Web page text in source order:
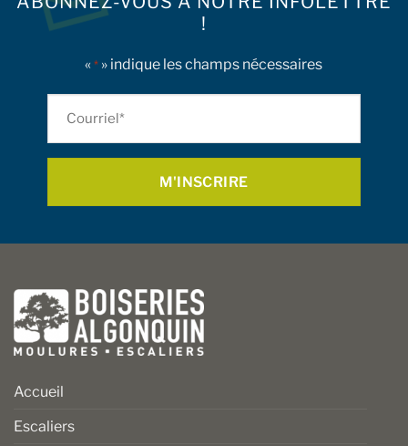
!
«* » indique les champs nécessaires
Accueil
Escaliers